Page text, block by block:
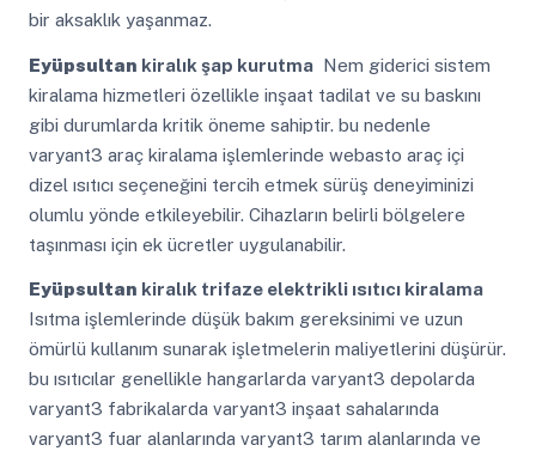
bir aksaklık yaşanmaz.
Eyüpsultan kiralık şap kurutmaNem giderici sistem
kiralama hizmetleri özellikle inşaat tadilat ve su baskını
gibi durumlarda kritik öneme sahiptir. bu nedenle
varyant3 araç kiralama işlemlerinde webasto araç içi
dizel ısıtıcı seçeneğini tercih etmek sürüş deneyiminizi
olumlu yönde etkileyebilir. Cihazların belirli bölgelere
taşınması için ek ücretler uygulanabilir.
Eyüpsultan kiralık trifaze elektrikli ısıtıcı kiralama
Isıtma işlemlerinde düşük bakım gereksinimi ve uzun
ömürlü kullanım sunarak işletmelerin maliyetlerini düşürür.
bu ısıtıcılar genellikle hangarlarda varyant3 depolarda
varyant3 fabrikalarda varyant3 inşaat sahalarında
varyant3 fuar alanlarında varyant3 tarım alanlarında ve